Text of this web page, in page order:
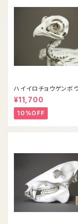
ハイイロチョウゲンボ
全身骨格レプリカ
¥11,700
10%OFF